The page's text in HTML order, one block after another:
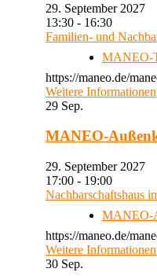
29. September 2027
13:30 - 16:30
Familien- und
MANEO-
https://maneo.de/
Weitere Informationen
29 Sep.
MANEO-
29. September 2027
17:00 - 19:00
Nachbarschaftshaus
MANEO-
https://maneo.de/
Weitere Informationen
30 Sep.